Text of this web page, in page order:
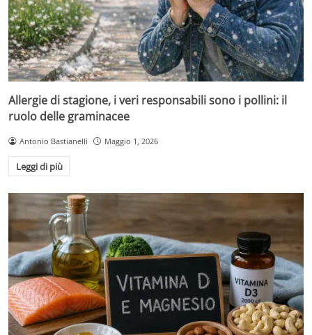
Allergie di stagione, i veri responsabili sono i pollini: il
ruolo delle graminacee
Antonio Bastianelli Maggio 1, 2026
Leggi di più